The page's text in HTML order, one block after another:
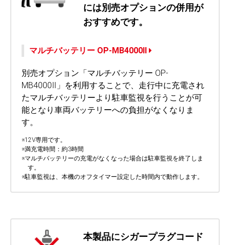
には別売オプションの併用が
おすすめです。
マルチバッテリー OP-MB4000Ⅱ
別売オプション「マルチバッテリー OP-
MB4000Ⅱ」を利用することで、走行中に充電され
たマルチバッテリーより駐車監視を行うことが可
能となり車両バッテリーへの負担がなくなりま
す。
※12V専用です。
※満充電時間：約3時間
※マルチバッテリーの充電がなくなった場合は駐車監視を終了しま
す。
※駐車監視は、本機のオフタイマー設定した時間内で動作します。
本製品にシガープラグコード